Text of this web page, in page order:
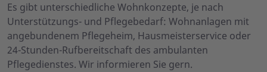
Es gibt unterschiedliche Wohnkonzepte, je nach
Unterstützungs- und Pflegebedarf: Wohnanlagen mit
angebundenem Pflegeheim, Hausmeisterservice oder
24-Stunden-Rufbereitschaft des ambulanten
Pflegedienstes. Wir informieren Sie gern.